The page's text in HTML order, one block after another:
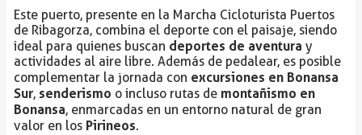
Este puerto, presente en la Marcha Cicloturista Puertos
de Ribagorza, combina el deporte con el paisaje, siendo
ideal para quienes buscan deportes de aventura y
actividades al aire libre. Además de pedalear, es posible
complementar la jornada con excursiones en Bonansa
Sur, senderismo o incluso rutas de montañismo en
Bonansa, enmarcadas en un entorno natural de gran
valor en los Pirineos.